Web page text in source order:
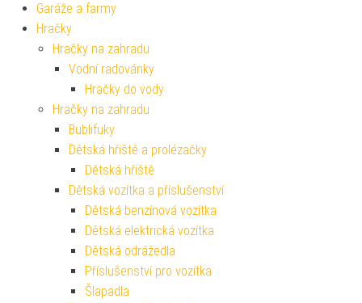
Garáže a farmy
Hračky
Hračky na zahradu
Vodní radovánky
Hračky do vody
Hračky na zahradu
Bublifuky
Dětská hřiště a prolézačky
Dětská hřiště
Dětská vozítka a příslušenství
Dětská benzínová vozítka
Dětská elektrická vozítka
Dětská odrážedla
Příslušenství pro vozítka
Šlapadla